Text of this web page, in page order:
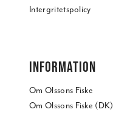
Intergritetspolicy
INFORMATION
Om Olssons Fiske
Om Olssons Fiske (DK)